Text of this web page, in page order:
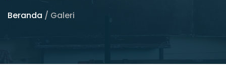
Beranda / Galeri